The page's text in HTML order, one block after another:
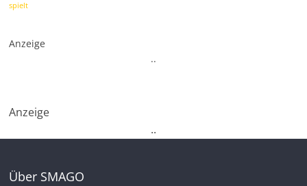
spielt
Anzeige
..
Anzeige
..
Über SMAGO